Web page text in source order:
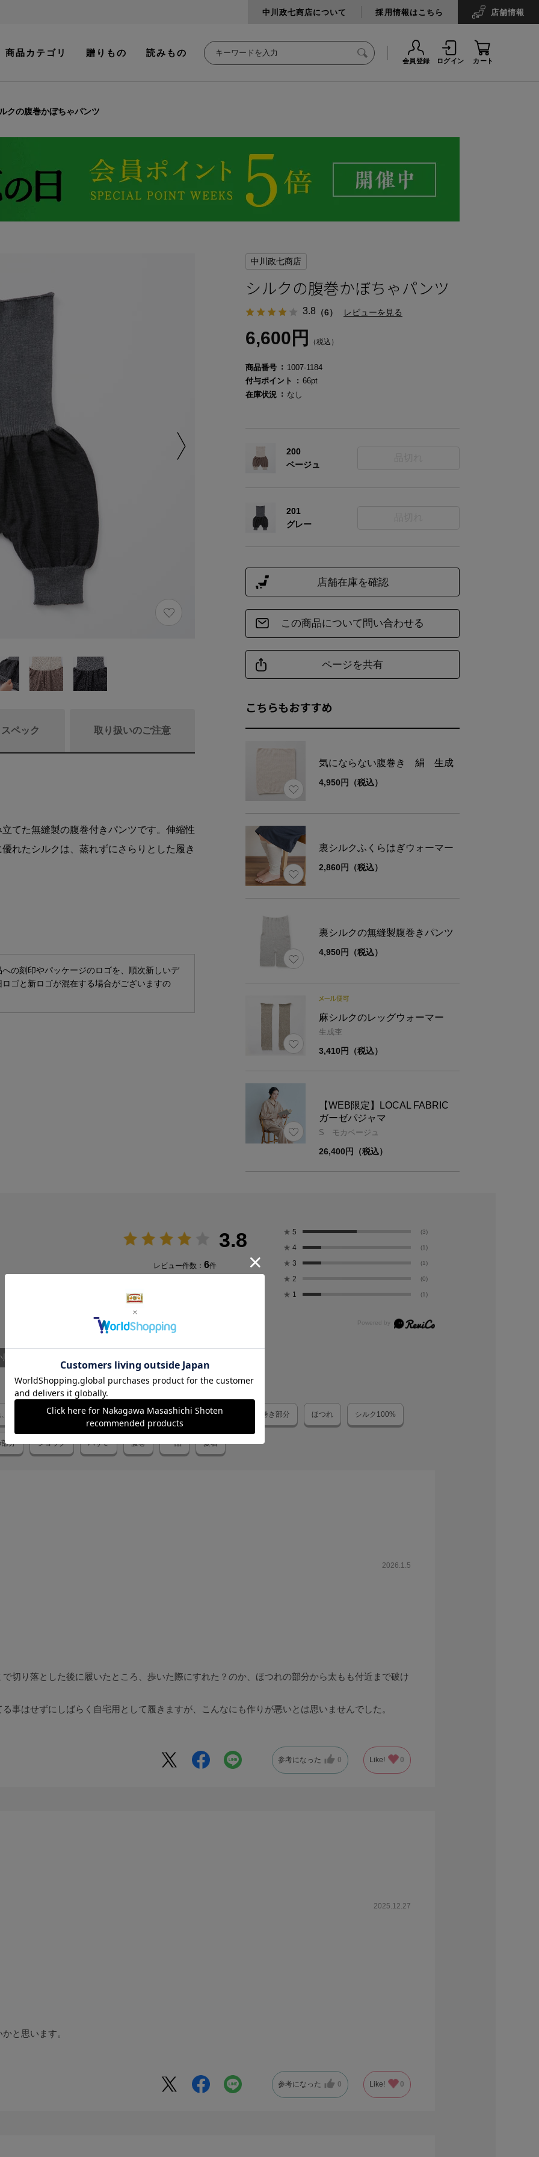
中川政七商店について 採用情報はこちら 店舗情報
商品カテゴリ 贈りもの 読みもの
会員登録 ログイン カート
クの腹巻かぼちゃパンツ
ペック 取り扱いのご注意
てた無縫製の腹巻付きパンツです。伸縮性
れたシルクは、蒸れずにさらりとした履き
サイズ
商品サイズ
置き寸 約18
の刻印やパッケージのロゴを、順次新しいデ
ゴと新ロゴが混在する場合がございますの
中川政七商店
シルクの腹巻かぼちゃパンツ
3.8 （6） レビューを見る
6,600円 （税込）
商品番号
1007-1184
付与ポイント
66pt
在庫状況
なし
200
ベージュ
201
グレー
こちらもおすすめ
気にならない腹巻き 絹 生成
4,950円（税込）
裏シルクふくらはぎウォーマー
2,860円（税込）
裏シルクの無縫製腹巻きパンツ
4,950円（税込）
麻シルクのレッグウォーマー
生成杢
3,410円（税込）
【WEB限定】LOCAL FABRIC
ガーゼパジャマ
S モカベージュ
26,400円（税込）
この商品について問い合わせる
ページを共有
店舗在庫を確認
3.8
レビュー件数： 6件
★ 5 (3)
★ 4 (1)
★ 3 (1)
★ 2 (0)
★ 1 (1)
形 愛用品 ほつれ部分 ウエストの収縮率 作り 腹巻き部分 ほつれ シルク100%
分 ショック ハサミ 腹巻 一品 愛着
2026.1.5
切り落とした後に履いたところ、歩いた際にすれた？のか、ほつれの部分から太もも付近まで破け
事はせずにしばらく自宅用として履きますが、こんなにも作りが悪いとは思いませんでした。
参考になった 0 Like! 0
2025.12.27
と思います。
参考になった 0 Like! 0